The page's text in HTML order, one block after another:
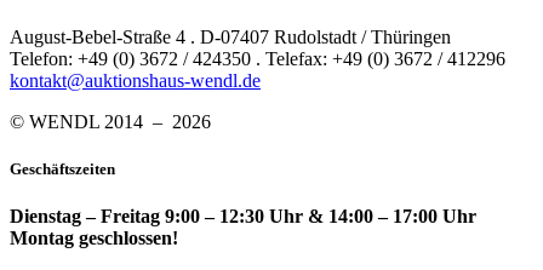
August-Bebel-Straße 4 . D-07407 Rudolstadt / Thüringen
Telefon: +49 (0) 3672 / 424350 . Telefax: +49 (0) 3672 / 412296
kontakt@auktionshaus-wendl.de
© WENDL 2014 – 2026
Geschäftszeiten
Dienstag – Freitag 9:00 – 12:30 Uhr & 14:00 – 17:00 Uhr
Montag geschlossen!